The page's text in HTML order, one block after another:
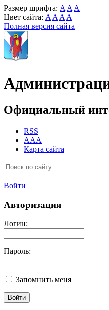
Размер шрифта: A A A
Цвет сайта: A A A A
Полная версия сайта
Официальный
RSS
AAA
Карта сайта
Войти
Авторизация
Логин:
Пароль:
Запомнить меня